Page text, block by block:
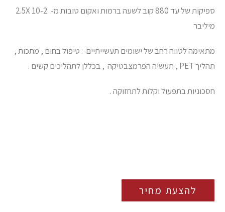
מיליבר
מתאימה לטווח רחב של ישומים תעשייתיים : טיפול בחום , מתכות ,
תהליך PET , תעשיה הפרמצבטיקה , בכללן לתהליכים קשים .
חסכוניות בתפעול וקלות לתחזוקה .
להצעת מחיר